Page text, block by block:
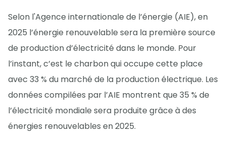
Selon l'Agence internationale de l’énergie (AIE), en
2025 l’énergie renouvelable sera la première source
de production d’électricité dans le monde. Pour
l’instant, c’est le charbon qui occupe cette place
avec 33 % du marché de la production électrique. Les
données compilées par l’AIE montrent que 35 % de
l’électricité mondiale sera produite grâce à des
énergies renouvelables en 2025.